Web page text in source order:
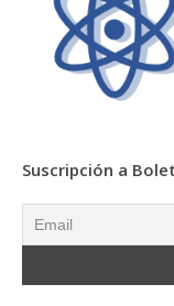
Suscripción a